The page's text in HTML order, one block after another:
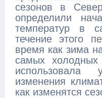
сезонов в
определили
температур в
течение этого
время как зима
самых
использовала
изменения
как изменятся